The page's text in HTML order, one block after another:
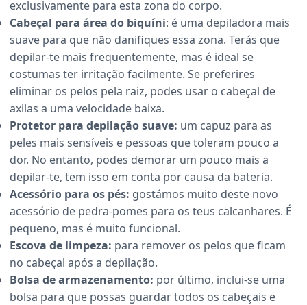
exclusivamente para esta zona do corpo.
Cabeçal para área do biquíni: é uma depiladora mais
suave para que não danifiques essa zona. Terás que
depilar-te mais frequentemente, mas é ideal se
costumas ter irritação facilmente. Se preferires
eliminar os pelos pela raiz, podes usar o cabeçal de
axilas a uma velocidade baixa.
Protetor para depilação suave: um capuz para as
peles mais sensíveis e pessoas que toleram pouco a
dor. No entanto, podes demorar um pouco mais a
depilar-te, tem isso em conta por causa da bateria.
Acessório para os pés: gostámos muito deste novo
acessório de pedra-pomes para os teus calcanhares. É
pequeno, mas é muito funcional.
Escova de limpeza: para remover os pelos que ficam
no cabeçal após a depilação.
Bolsa de armazenamento: por último, inclui-se uma
bolsa para que possas guardar todos os cabeçais e